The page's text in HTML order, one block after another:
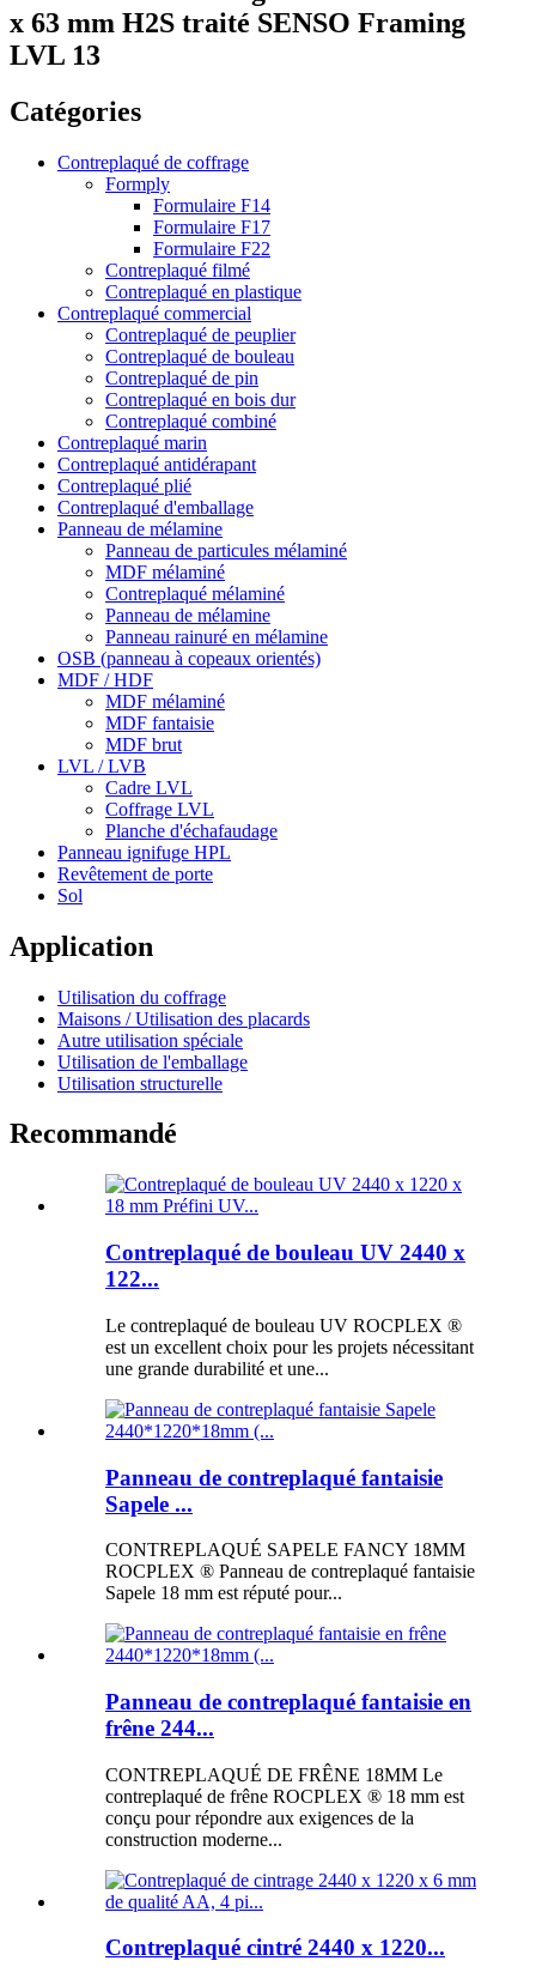
x 63 mm H2S traité SENSO Framing
LVL 13
Catégories
Contreplaqué de coffrage
Formply
Formulaire F14
Formulaire F17
Formulaire F22
Contreplaqué filmé
Contreplaqué en plastique
Contreplaqué commercial
Contreplaqué de peuplier
Contreplaqué de bouleau
Contreplaqué de pin
Contreplaqué en bois dur
Contreplaqué combiné
Contreplaqué marin
Contreplaqué antidérapant
Contreplaqué plié
Contreplaqué d'emballage
Panneau de mélamine
Panneau de particules mélaminé
MDF mélaminé
Contreplaqué mélaminé
Panneau de mélamine
Panneau rainuré en mélamine
OSB (panneau à copeaux orientés)
MDF / HDF
MDF mélaminé
MDF fantaisie
MDF brut
LVL / LVB
Cadre LVL
Coffrage LVL
Planche d'échafaudage
Panneau ignifuge HPL
Revêtement de porte
Sol
Application
Utilisation du coffrage
Maisons / Utilisation des placards
Autre utilisation spéciale
Utilisation de l'emballage
Utilisation structurelle
Recommandé
Contreplaqué de bouleau UV 2440 x
122...
Le contreplaqué de bouleau UV ROCPLEX ®
est un excellent choix pour les projets nécessitant
une grande durabilité et une...
Panneau de contreplaqué fantaisie
Sapele ...
CONTREPLAQUÉ SAPELE FANCY 18MM
ROCPLEX ® Panneau de contreplaqué fantaisie
Sapele 18 mm est réputé pour...
Panneau de contreplaqué fantaisie en
frêne 244...
CONTREPLAQUÉ DE FRÊNE 18MM Le
contreplaqué de frêne ROCPLEX ® 18 mm est
conçu pour répondre aux exigences de la
construction moderne...
Contreplaqué cintré 2440 x 1220...